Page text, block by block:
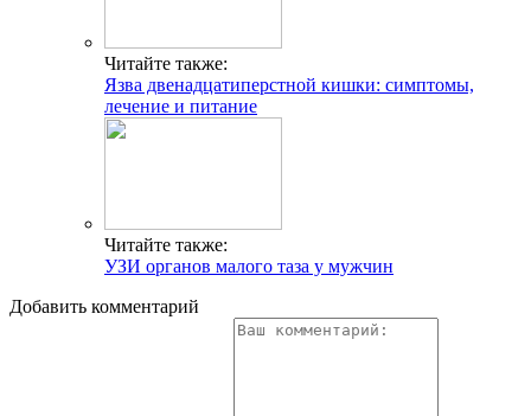
Читайте также:
Язва двенадцатиперстной кишки: симптомы,
лечение и питание
Читайте также:
УЗИ органов малого таза у мужчин
Добавить комментарий